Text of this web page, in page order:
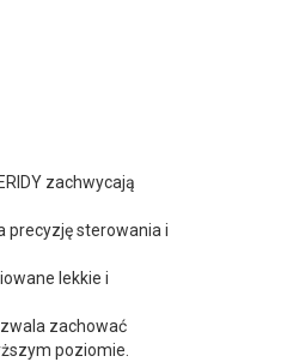
zachwycają
precyzję sterowania i
lekkie i
zachować
poziomie.